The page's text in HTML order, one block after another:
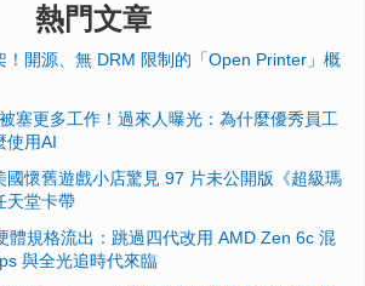
熱門文章
！開源、無 DRM 限制的「Open Printer」概
塞更多工作！過來人曝光：為什麼優秀員工
使用AI
國懷舊遊戲小店驚見 97 片未公開版《超級瑪
天堂卡帶
體規格流出：跳過四代改用 AMD Zen 6c 混
與全光追時代來臨